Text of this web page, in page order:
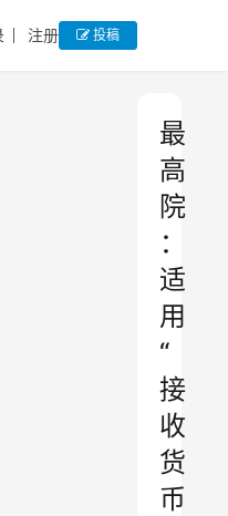
注册 投稿
最
高
院
：
适
用
“
接
收
货
币